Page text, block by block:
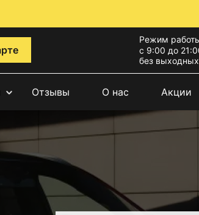
Режим
с 9:00 до
без выходных
Отзывы О нас Акции